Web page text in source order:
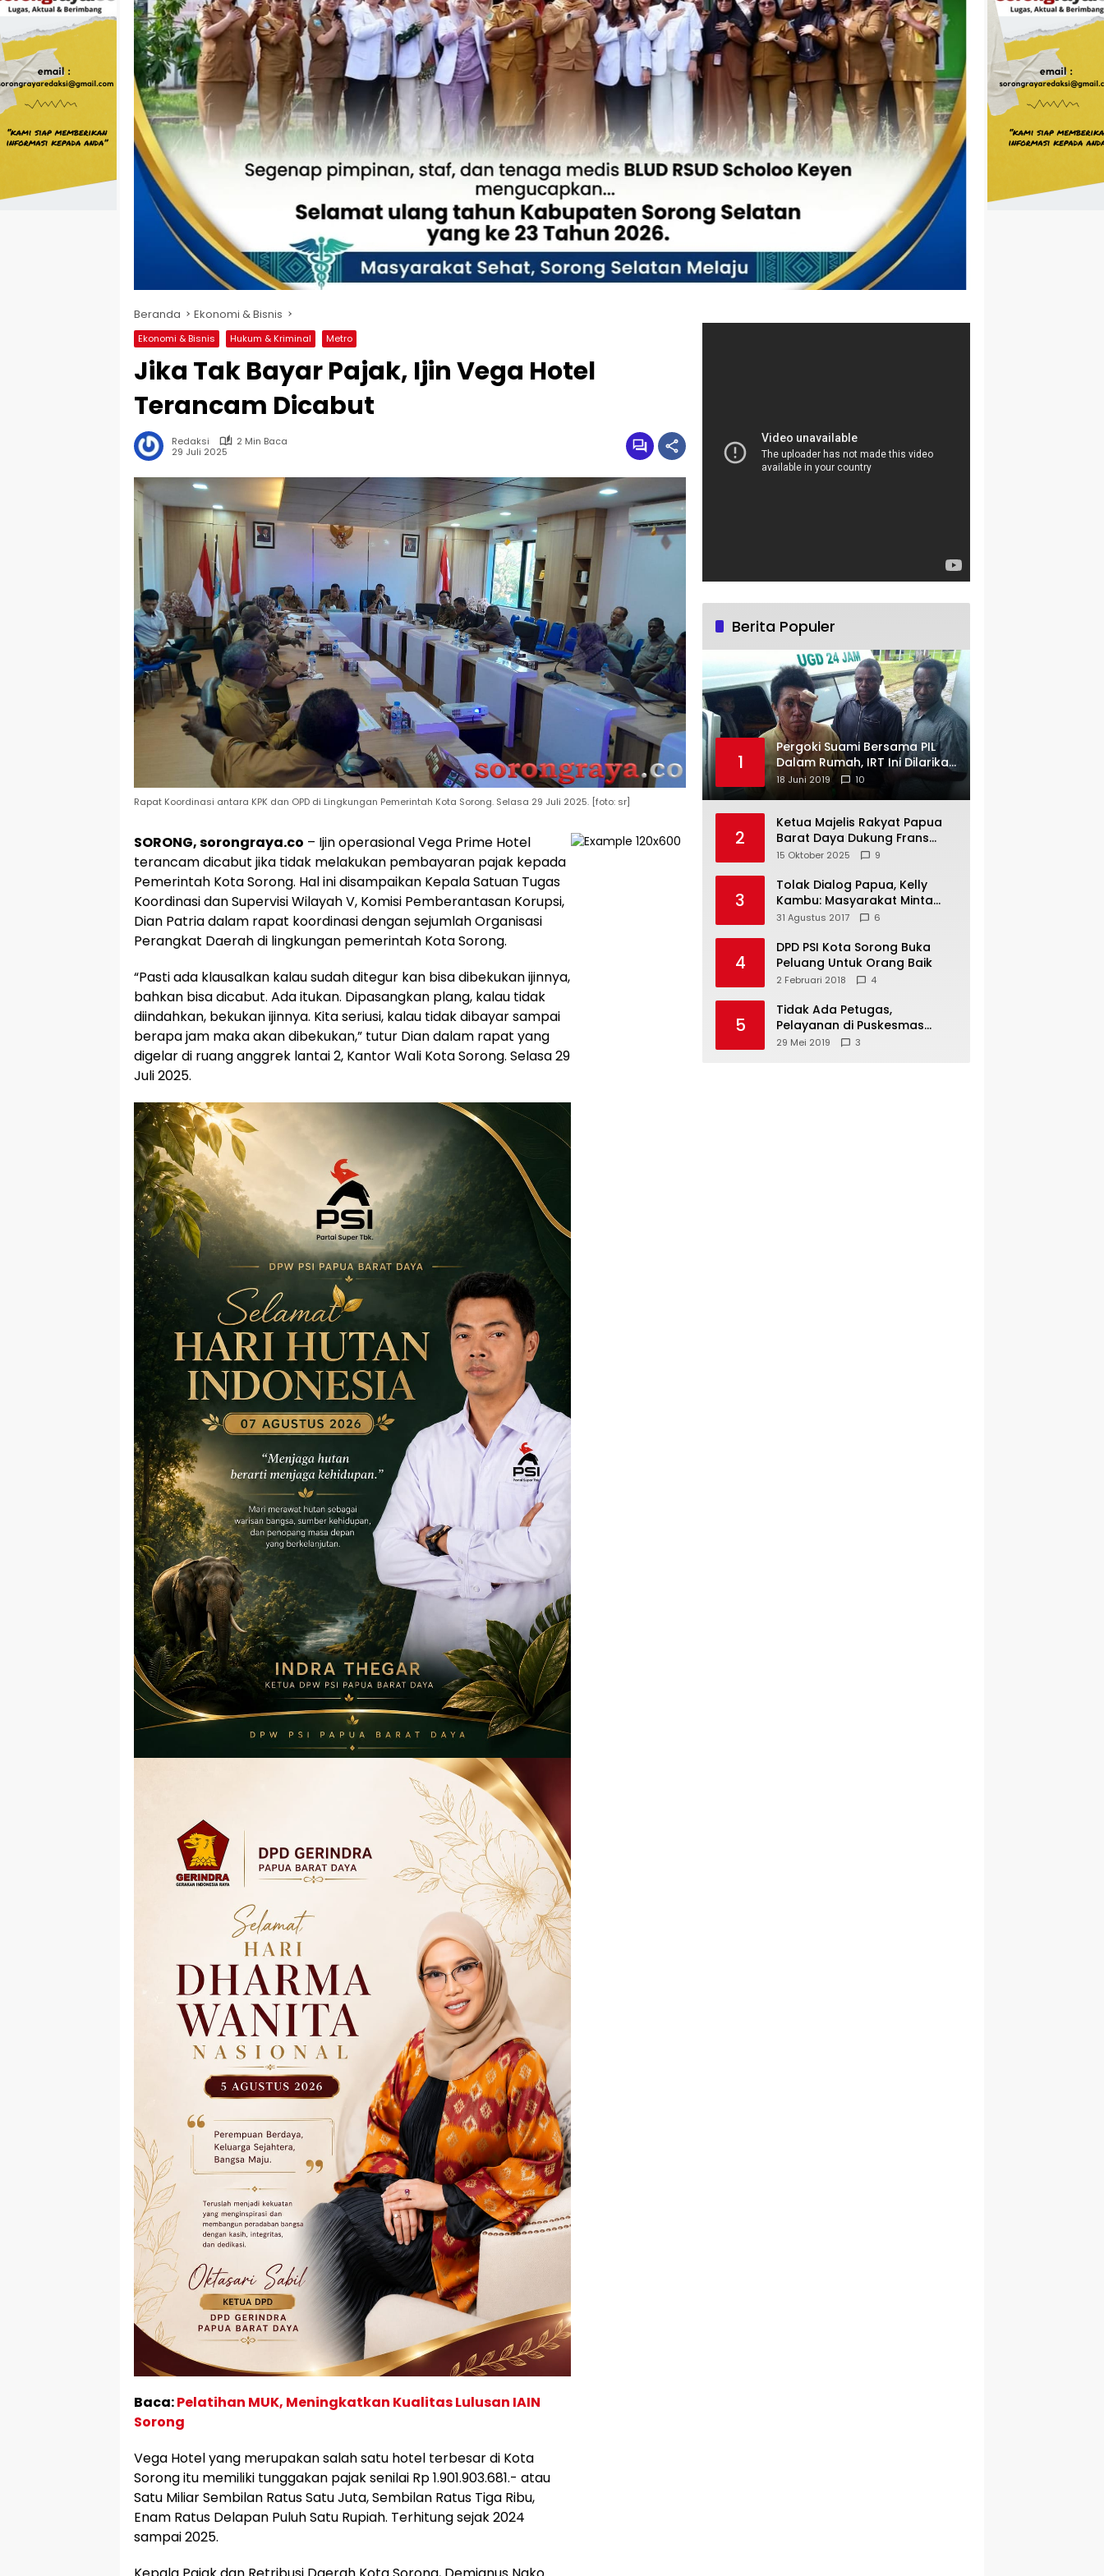
Beranda Ekonomi & Bisnis
Ekonomi & Bisnis Hukum & Kriminal Metro
Jika Tak Bayar Pajak, Ijin Vega Hotel
Terancam Dicabut
Redaksi
2 Min Baca
29 Juli 2025
Rapat Koordinasi antara KPK dan OPD di Lingkungan Pemerintah Kota Sorong. Selasa 29 Juli 2025. [foto: sr]
SORONG, sorongraya.co – Ijin operasional Vega Prime Hotel
terancam dicabut jika tidak melakukan pembayaran pajak kepada
Pemerintah Kota Sorong. Hal ini disampaikan Kepala Satuan Tugas
Koordinasi dan Supervisi Wilayah V, Komisi Pemberantasan Korupsi,
Dian Patria dalam rapat koordinasi dengan sejumlah Organisasi
Perangkat Daerah di lingkungan pemerintah Kota Sorong.
“Pasti ada klausalkan kalau sudah ditegur kan bisa dibekukan ijinnya,
bahkan bisa dicabut. Ada itukan. Dipasangkan plang, kalau tidak
diindahkan, bekukan ijinnya. Kita seriusi, kalau tidak dibayar sampai
berapa jam maka akan dibekukan,” tutur Dian dalam rapat yang
digelar di ruang anggrek lantai 2, Kantor Wali Kota Sorong. Selasa 29
Juli 2025.
Baca:Pelatihan MUK, Meningkatkan Kualitas Lulusan IAIN
Sorong
Vega Hotel yang merupakan salah satu hotel terbesar di Kota
Sorong itu memiliki tunggakan pajak senilai Rp 1.901.903.681.- atau
Satu Miliar Sembilan Ratus Satu Juta, Sembilan Ratus Tiga Ribu,
Enam Ratus Delapan Puluh Satu Rupiah. Terhitung sejak 2024
sampai 2025.
Berita Populer
1
Pergoki Suami Bersama PIL
Dalam Rumah, IRT Ini Dilarikan
ke RS
18 Juni 2019 10
2
Ketua Majelis Rakyat Papua
Barat Daya Dukung Frans
Pigome Sebagai Presidir PT
15 Oktober 2025 9
3
Tolak Dialog Papua, Kelly
Kambu: Masyarakat Minta
Pemekaran
31 Agustus 2017 6
4
DPD PSI Kota Sorong Buka
Peluang Untuk Orang Baik
2 Februari 2018 4
5
Tidak Ada Petugas,
Pelayanan di Puskesmas
Mare-Maybrat Lumpuh
29 Mei 2019 3